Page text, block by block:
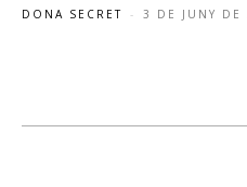
DONA SECRET - 3 DE JUNY DE